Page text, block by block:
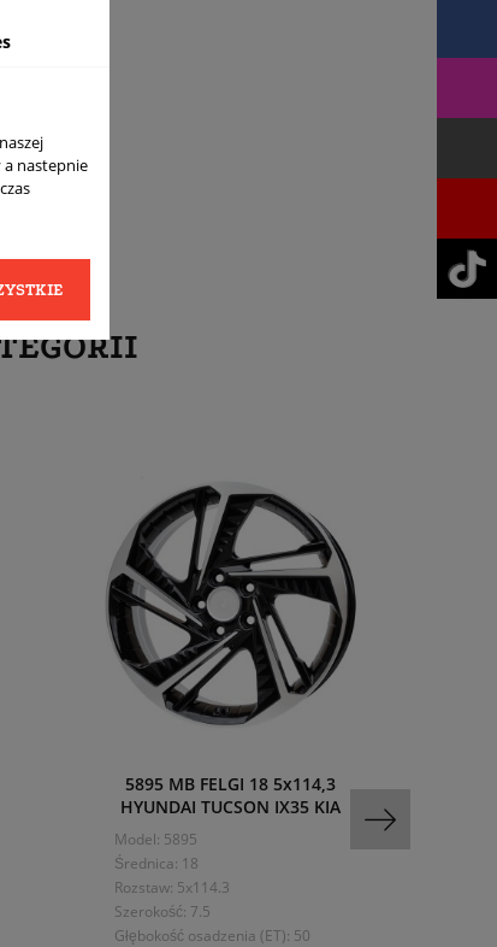
5895 MB FELGI 18 5x114,3
HYUNDAI TUCSON IX35 KIA
Model: 5895
Średnica: 18
Rozstaw: 5x114.3
Szerokość: 7.5
Głębokość osadzenia (ET): 50
a nastepnie